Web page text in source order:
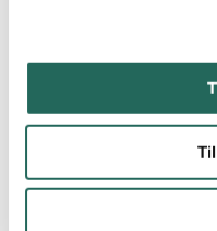
Såfremt din kommune/
Sydvestjylland, vil der være
Se tilmeldte skoler